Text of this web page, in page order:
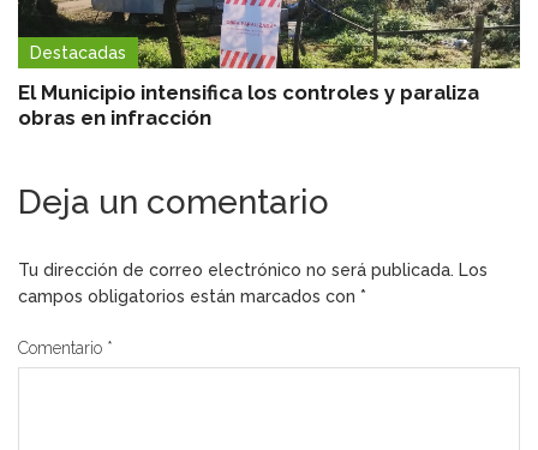
Destacadas
El Municipio intensifica los controles y paraliza
obras en infracción
Deja un comentario
Tu dirección de correo electrónico no será publicada. Los
campos obligatorios están marcados con *
Comentario *